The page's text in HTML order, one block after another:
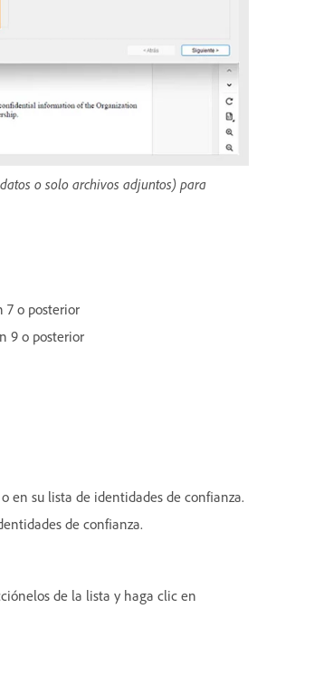
o solo archivos adjuntos) para
7 o posterior
9 o posterior
en su lista de identidades de confianza.
de confianza.
de la lista y haga clic en